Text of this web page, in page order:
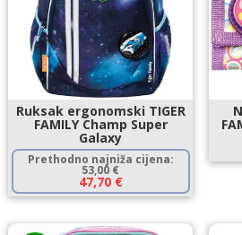
Ruksak ergonomski TIGER
FAMILY Champ Super
Galaxy
Prethodno najniža cijena:
53,00 €
47,70 €